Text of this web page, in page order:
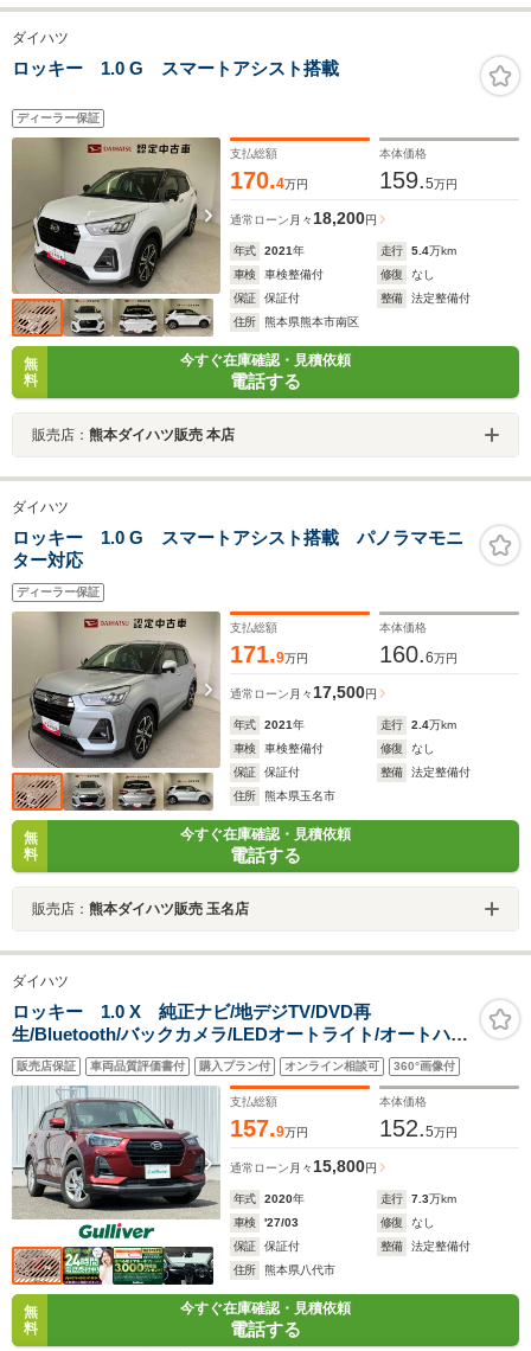
ダイハツ
ロッキー 1.0 G スマートアシスト搭載
ディーラー保証
支払総額
170.4万円
本体価格
159.5万円
通常ローン 月々18,200円
年式 2021年 走行 5.4万km
車検
車検整備付 修復
なし
保証
保証付 整備
法定整備付
住所
熊本県熊本市南区
無
料
今すぐ在庫確認・見積依頼
電話する
販売店： 熊本ダイハツ販売 本店
ダイハツ
ロッキー 1.0 G スマートアシスト搭載 パノラマモニ
ター対応
ディーラー保証
支払総額
171.9万円
本体価格
160.6万円
通常ローン 月々17,500円
年式 2021年 走行 2.4万km
車検
車検整備付 修復
なし
保証
保証付 整備
法定整備付
住所
熊本県玉名市
無
料
今すぐ在庫確認・見積依頼
電話する
販売店： 熊本ダイハツ販売 玉名店
ダイハツ
ロッキー 1.0 X 純正ナビ/地デジTV/DVD再
生/Bluetooth/バックカメラ/LEDオートライト/オートハイ
ビーム/ドライブレコーダー/ETC/プッシュスタート/スマ
ートキー/純正16AW/禁煙車
販売店保証 車両品質評価書付 購入プラン付 オンライン相談可 360°画像付
支払総額
157.9万円
本体価格
152.5万円
通常ローン 月々15,800円
年式 2020年 走行 7.3万km
車検
'27/03 修復
なし
保証
保証付 整備
法定整備付
住所
熊本県八代市
無
料
今すぐ在庫確認・見積依頼
電話する